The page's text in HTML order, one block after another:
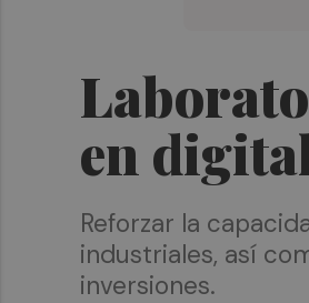
en
Reforzar la
industriales, así
inversiones.